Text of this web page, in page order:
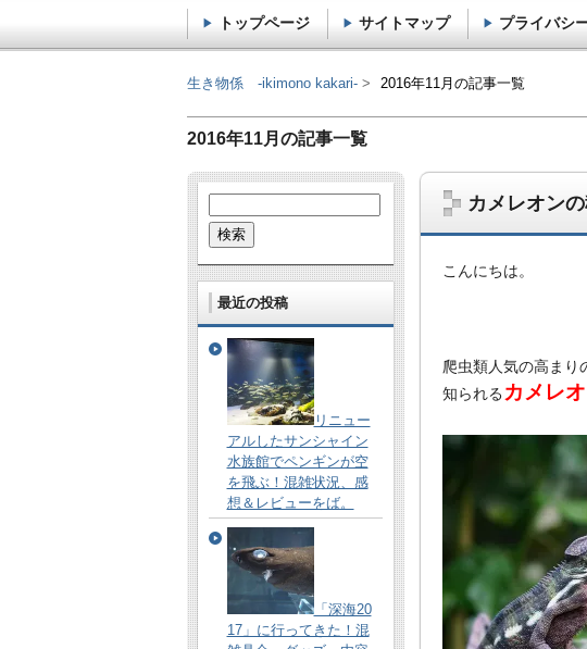
2016年11月の記事一覧
カメレオン
こんにちは。
爬虫類人気の高まり
知られる カメレ
索:
最近の投稿
リニュー
アルしたサンシャイン
水族館でペンギンが空
を飛ぶ！混雑状況、感
想＆レビューをば。
「深海20
17」に行ってきた！混
生き物係 -ikimono kakari- 2016年11月の記事一覧
生き物係 -ikimono
哺乳類、爬虫類、鳥、虫、UMA…。なんでもござれ
あとたまに雑学的なネタも。
トップページ サイトマップ プライバシ